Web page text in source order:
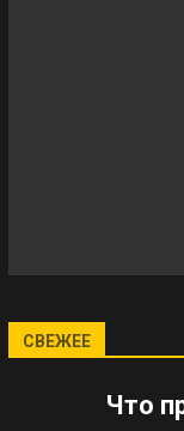
СВЕЖЕЕ
Что